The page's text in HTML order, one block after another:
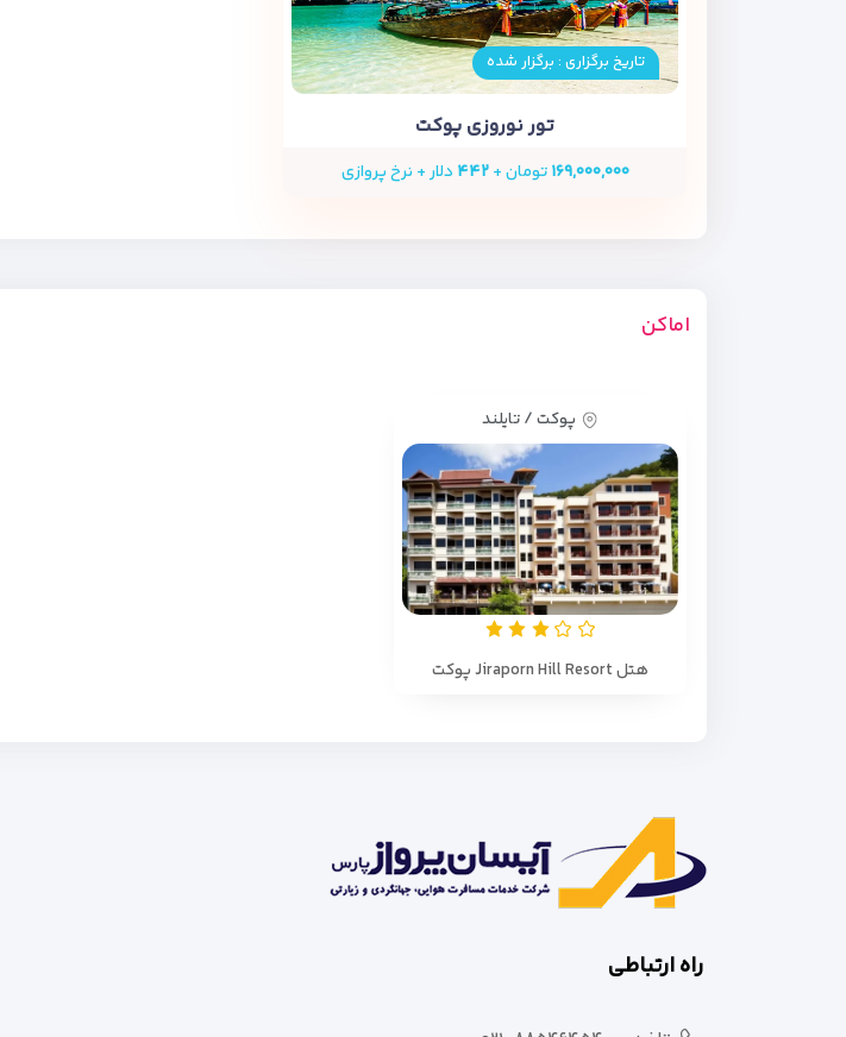
تاریخ برگزاری : برگزار شده
تور نوروزی پوکت
۱۶۹,۰۰۰,۰۰۰تومان +۴۴۲ دلار + نرخ پروازی
اماکن
پوکت / تایلند
هتل Jiraporn Hill Resort پوکت
راه ارتباطی